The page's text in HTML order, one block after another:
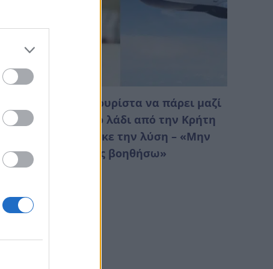
Απαγορεύσαν σε τουρίστα να πάρει μαζί
του στο αεροπλάνο λάδι από την Κρήτη
και αστυνόμος βρηκε την λύση – «Μην
ανησυχείτε. Θα σας βοηθήσω»
7 Αυγούστου 2026 15:18